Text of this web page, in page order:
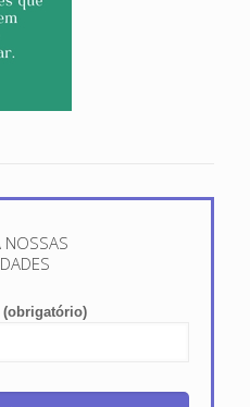
NOSSAS
(obrigatório)